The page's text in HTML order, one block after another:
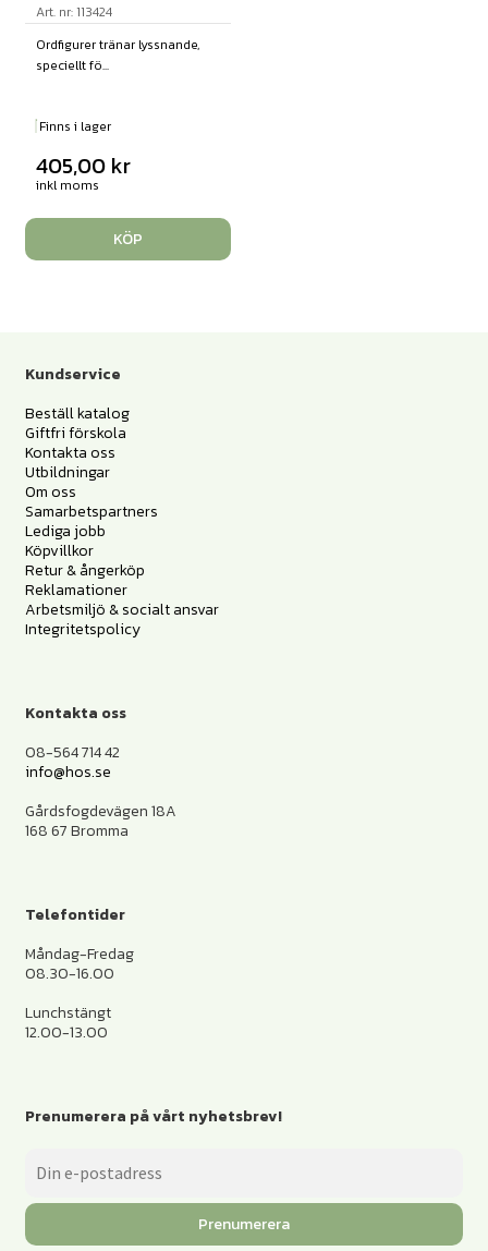
Art. nr: 113424
Ordfigurer tränar lyssnande,
speciellt fö...
Finns i lager
405,00 kr
inkl moms
KÖP
Kundservice
Beställ katalog
Giftfri förskola
Kontakta oss
Utbildningar
Om oss
Samarbetspartners
Lediga jobb
Köpvillkor
Retur & ångerköp
Reklamationer
Arbetsmiljö & socialt ansvar
Integritetspolicy
Kontakta oss
08-564 714 42
info@hos.se
Gårdsfogdevägen 18A
168 67 Bromma
Telefontider
Måndag-Fredag
08.30-16.00
Lunchstängt
12.00-13.00
Prenumerera på vårt nyhetsbrev!
Prenumerera